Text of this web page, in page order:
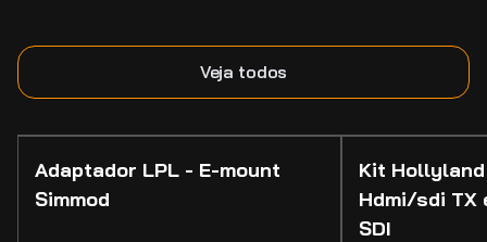
Veja todos
Adaptador LPL - E-mount
Simmod
Kit
Hdmi/sdi TX
SDI